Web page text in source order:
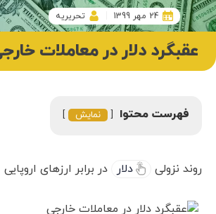
عقبگرد دلار در معاملات
24 مهر 1399 تحریریه
فهرست محتوا نمایش
روند نزولی دلار در برابر ارزهای